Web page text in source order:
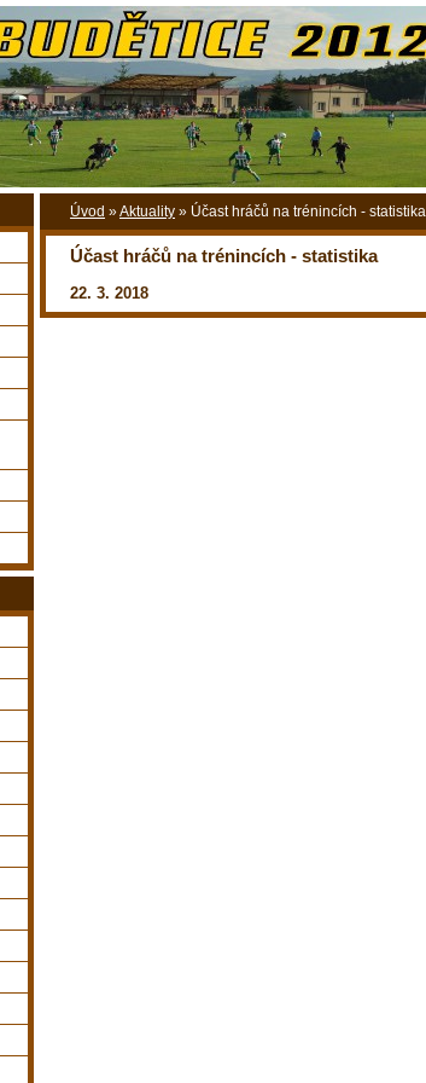
Úvod »Aktuality » Účast hráčů na trénincích - statistika
Účast hráčů na trénincích - statistika
22. 3. 2018